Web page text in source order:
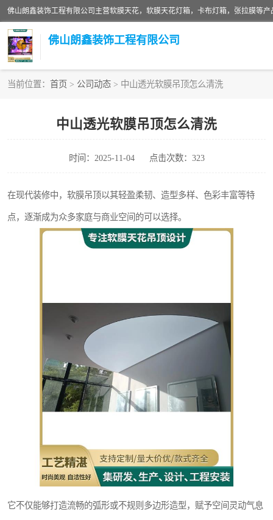
佛山朗鑫装饰工程有限公司
当前位置： 首页 > 公司动态 > 中山透光软膜吊顶怎么清洗
中山透光软膜吊顶怎么清洗
时间：2025-11-04 点击次数：323
在现代装修中，软膜吊顶以其轻盈柔韧、造型多样、色彩丰富等特
点，逐渐成为众多家庭与商业空间的可以选择。
它不仅能够打造流畅的弧形或不规则多边形造型，赋予空间灵动气息